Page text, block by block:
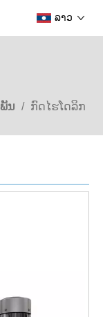
ລາວ
ນ / ກົດໄຮໂດລິກ